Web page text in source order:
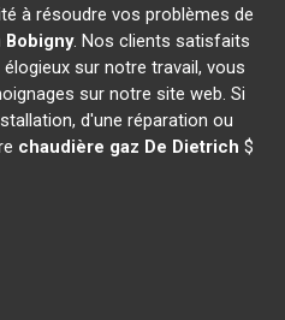
à résoudre vos problèmes de
Bobigny. Nos clients satisfaits
sur notre travail, vous
sur notre site web. Si
d'une réparation ou
chaudière gaz De Dietrich $